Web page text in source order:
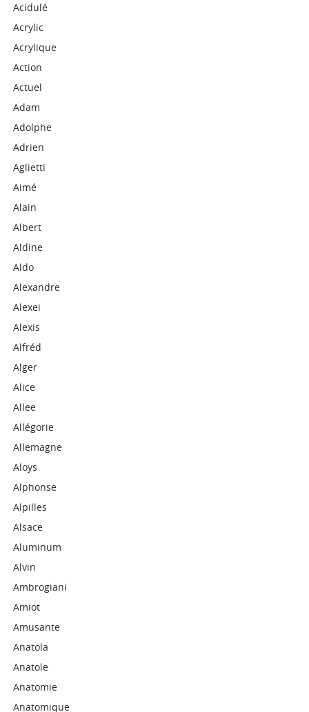
Acidulé
Acrylic
Acrylique
Action
Actuel
Adam
Adolphe
Adrien
Aglietti
Aimé
Alain
Albert
Aldine
Aldo
Alexandre
Alexei
Alexis
Alfréd
Alger
Alice
Allee
Allégorie
Allemagne
Aloys
Alphonse
Alpilles
Alsace
Aluminum
Alvin
Ambrogiani
Amiot
Amusante
Anatola
Anatole
Anatomie
Anatomique